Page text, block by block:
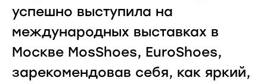
успешно выступила на
международных выставках в
Москве MosShoes, EuroShoes,
зарекомендовав себя, как яркий,